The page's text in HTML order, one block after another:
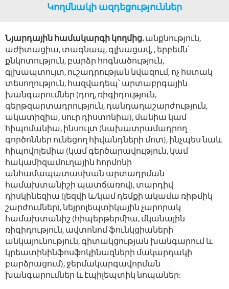
Կողմնակի ազդեցություններ
Նյարդային համակարգի կողմից.անքնություն,
աժիտացիա, տագնապ, գլխացավ, , երբեմն՝
քնկոտություն, բարձր հոգնածություն,
գլխապտույտ, ուշադրության նվազում, ոչ հստակ
տեսողություն, հազվադեպ՝ արտաբրգային
խանգարումներ (դող, ռիգիդություն,
գերթզարտադրություն, դանդաղաշարժություն,
ակատիզիա, սուր դիստոնիա), մանիա կամ
հիպոմանիա, ինսուլտ (նախատրամադրող
գործոններ ունեցող հիվանդների մոտ), ինչպես նաև
հիպովոլեմիա (կամ գերծարավություն, կամ
հակամիզամուղային հորմոնի
անհամապատասխան արտադրման
համախտանիշի պատճառով), տարդիվ
դիսկինեզիա (լեզվի և/կամ դեմքի ակամա ռիթմիկ
շարժումներ), նեյրոլեպտիկային չարորակ
համախտանիշ (հիպերթերմիա, մկանային
ռիգիդություն, ավտոնոմ ֆունկցիաների
անկայունություն, գիտակցության խանգարում և
կրեատինինֆոսֆոկինազների մակարդակի
բարձրացում), ջերմակարգավորման
խանգարումներ և էպիլեպտիկ նոպաներ: